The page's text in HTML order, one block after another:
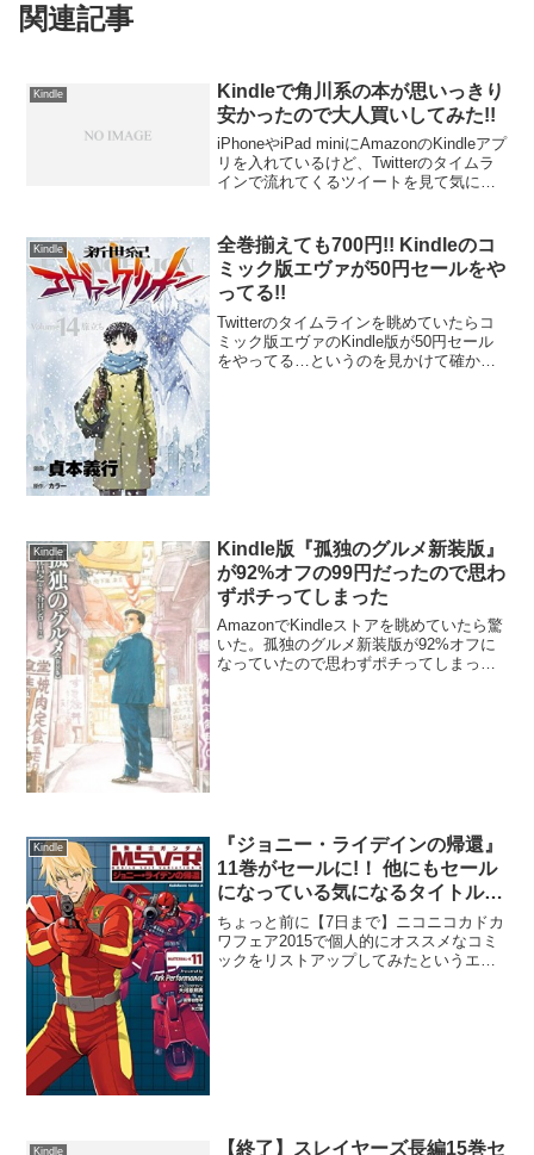
関連記事
Kindle
Kindleで角川系の本が思いっきり
安かったので大人買いしてみた!!
iPhoneやiPad miniにAmazonのKindleアプ
リを入れているけど、Twitterのタイムラ
インで流れてくるツイートを見て気にな
のエントリを見て、大人買...
Kindle
全巻揃えても700円!! Kindleのコ
ミック版エヴァが50円セールをや
ってる!!
Twitterのタイムラインを眺めていたらコ
ミック版エヴァのKindle版が50円セール
をやってる…というのを見かけて確かめ
Kindle
Kindle版『孤独のグルメ新装版』
が92%オフの99円だったので思わ
ずポチってしまった
AmazonでKindleストアを眺めていたら驚
いた。孤独のグルメ新装版が92%オフに
なっていたので思わずポチってしまっ
Kindle
『ジョニー・ライデインの帰還』
11巻がセールに!！ 他にもセール
になっている気になるタイトルを
ピックアップしてみた。
ちょっと前に【7日まで】ニコニコカドカ
ワフェア2015で個人的にオススメなコミ
ックをリストアップしてみたというエン
Kindle
【終了】スレイヤーズ長編15巻セ